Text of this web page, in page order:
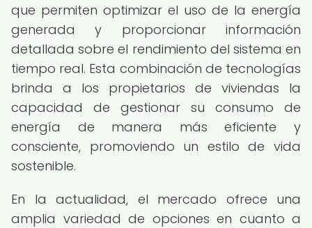
que permiten optimizar el uso de la energía
generada y proporcionar información
detallada sobre el rendimiento del sistema en
tiempo real. Esta combinación de tecnologías
brinda a los propietarios de viviendas la
capacidad de gestionar su consumo de
energía de manera más eficiente y
consciente, promoviendo un estilo de vida
sostenible.
En la actualidad, el mercado ofrece una
amplia variedad de opciones en cuanto a